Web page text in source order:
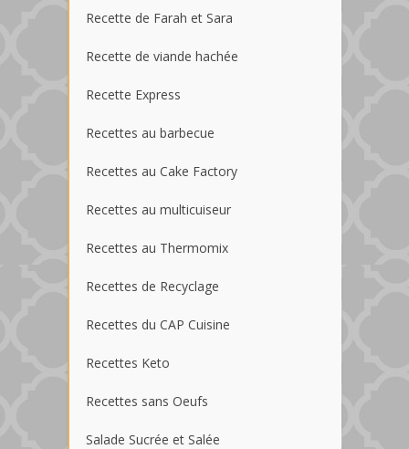
Recette de Farah et Sara
Recette de viande hachée
Recette Express
Recettes au barbecue
Recettes au Cake Factory
Recettes au multicuiseur
Recettes au Thermomix
Recettes de Recyclage
Recettes du CAP Cuisine
Recettes Keto
Recettes sans Oeufs
Salade Sucrée et Salée